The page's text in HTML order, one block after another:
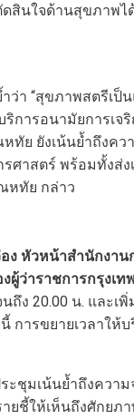
สินใจด้านสุขภาพไ
ำว่า “สุขภาพสตรีเ
การอนามัยการ
ทัย ยังเน้นย้ำถึ
าสตร์ พร้อมทั้ง
หทัย กล่าว
หัวหน้าสำนักงาน
ผู้ว่าราชการกรุงเ
ง 20.00 น. และ
ารขยายเวลาใ
ชุมเน้นย้ำถึงควา
ยชี้ให้เห็นถึงศัก